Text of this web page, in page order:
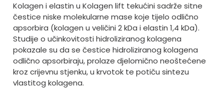
Kolagen i elastin u Kolagen lift tekućini sadrže sitne
čestice niske molekularne mase koje tijelo odlično
apsorbira (kolagen u veličini 2 kDa i elastin 1,4 kDa).
Studije o učinkovitosti hidroliziranog kolagena
pokazale su da se čestice hidroliziranog kolagena
odlično apsorbiraju, prolaze djelomično neoštećene
kroz crijevnu stjenku, u krvotok te potiču sintezu
vlastitog kolagena.